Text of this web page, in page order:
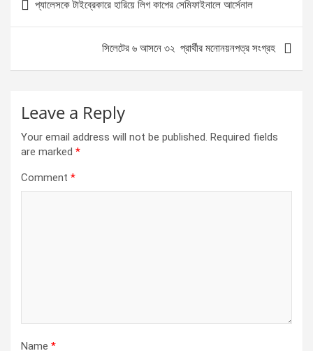
o
g
A
p
navigation
প্যালেসকে টাইব্রেকারে হারিয়ে লিগ কাপের সেমিফাইনালে আর্সেনাল
সিলেটের ৬ আসনে ৩২ প্রার্থীর মনোনয়নপত্র সংগ্রহ
Leave a Reply
Your email address will not be published. Required fields
are marked *
Comment *
Name *